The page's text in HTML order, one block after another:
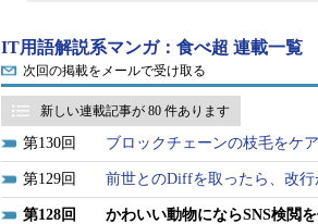
IT用語解説系マンガ：食べ超 連載一覧
次回の掲載をメールで受け取る
新しい連載記事が 80 件あります
130 ブロックチェーンの枝毛をケ
129 前世とのDiffを取ったら、改行
128 かわいい動物にならSNS検閲